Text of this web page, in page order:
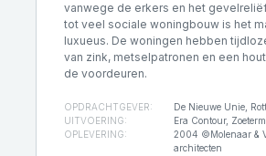
vanwege de erkers en het
tot veel sociale woningbouw is het
luxueus. De woningen hebben
van zink, metselpatronen en een
de voordeuren.
OPDRACHTGEVER:
De Nieuwe Unie,
UITVOERING:
Era Contour,
OPLEVERING:
2004 ©Molenaar &
architecten